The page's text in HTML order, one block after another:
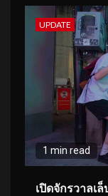
UPDATE
1 min read
เปิดจักรวาลเ